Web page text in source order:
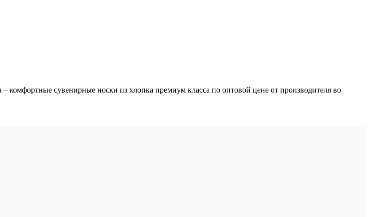
сувенирные носки из хлопка премиум класса по оптовой цене от производителя во